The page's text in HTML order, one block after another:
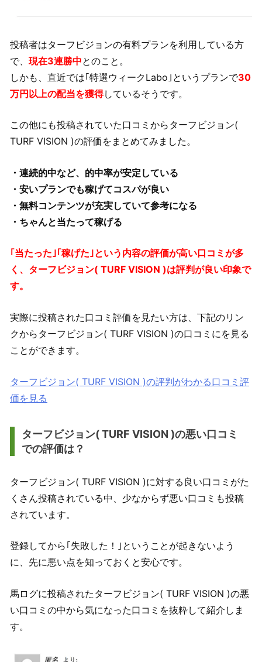
投稿者はターフビジョンの有料プランを利用している方
で、 現在3連勝中とのこと。
しかも、直近では｢特選ウィークLabo｣というプランで30
万円以上の配当を獲得しているそうです。
この他にも投稿されていた口コミからターフビジョン(
TURF VISION )の評価をまとめてみました。
・連続的中など、的中率が安定している
・安いプランでも稼げてコスパが良い
・無料コンテンツが充実していて参考になる
・ちゃんと当たって稼げる
｢当たった｣｢稼げた｣という内容の評価が高い口コミが多
く、ターフビジョン( TURF VISION )は評判が良い印象で
す。
実際に投稿された口コミ評価を見たい方は、下記のリン
クからターフビジョン( TURF VISION )の口コミにを見る
ことができます。
ターフビジョン( TURF VISION )の評判がわかる口コミ評
価を見る
ターフビジョン( TURF VISION )の悪い口コミ
での評価は？
ターフビジョン( TURF VISION )に対する良い口コミがた
くさん投稿されている中、少なからず悪い口コミも投稿
されています。
登録してから｢失敗した！｣ということが起きないよう
に、先に悪い点を知っておくと安心です。
馬ログに投稿されたターフビジョン( TURF VISION )の悪
い口コミの中から気になった口コミを抜粋して紹介しま
す。